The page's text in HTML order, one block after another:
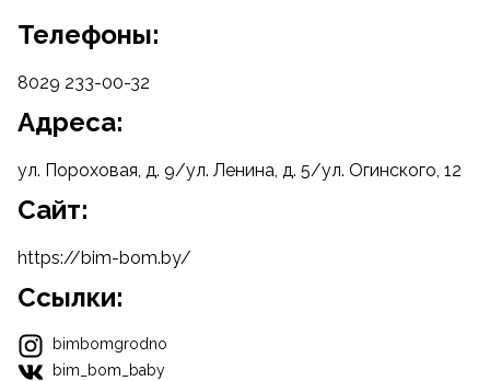
Телефоны:
8029 233-00-32
Адреса:
ул. Пороховая, д. 9/ул. Ленина, д. 5/ул. Огинского, 12
Cайт:
https://bim-bom.by/
Ссылки:
bimbomgrodno
bim_bom_baby